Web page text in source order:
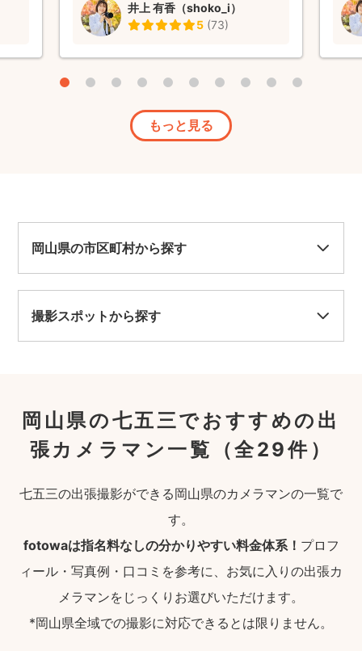
を身に着けた5歳の息子でしたが嫌がりも
せず、飽きもせず終始楽しんであっという
さくで明るく、優しくてノリも良く、乗せ
るのも上手い、まるで保育士さんかのよう
井上 有香（shoko_i）
5 (73)
もっと見る
岡山県の市区町村から探す
撮影スポットから探す
岡山県の七五三でおすすめの出
張カメラマン一覧
（全29件）
七五三の出張撮影ができる岡山県のカメラマンの一覧で
す。
fotowaは指名料なしの分かりやすい料金体系！ プロフ
ィール・写真例・口コミを参考に、お気に入りの出張カ
メラマンをじっくりお選びいただけます。
*岡山県全域での撮影に対応できるとは限りません。